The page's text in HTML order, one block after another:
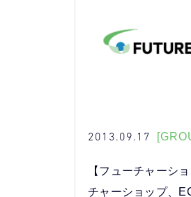
2013.09.17
【フューチャーシ
チャーショップ、